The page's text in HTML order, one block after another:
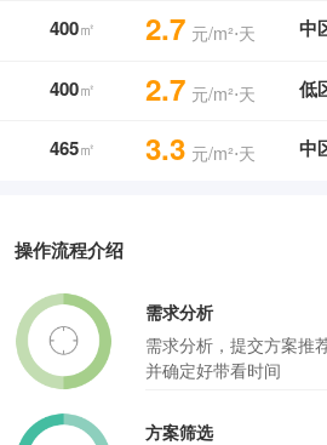
400㎡ 2.7 元/m²⋅天 中
400㎡ 2.7 元/m²⋅天 低
465㎡ 3.3 元/m²⋅天 中
操作流程介绍
需求分析
需求分析，提交方案推
并确定好带看时间
方案筛选